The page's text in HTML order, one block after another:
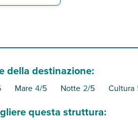
della destinazione:
Mare 4/5 Notte 2/5 Cultura
questa struttura: